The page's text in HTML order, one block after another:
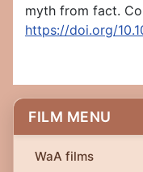
FILM MENU
WaA films
myth from fact.
https://doi.org/